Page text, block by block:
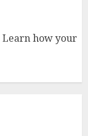
Learn how your